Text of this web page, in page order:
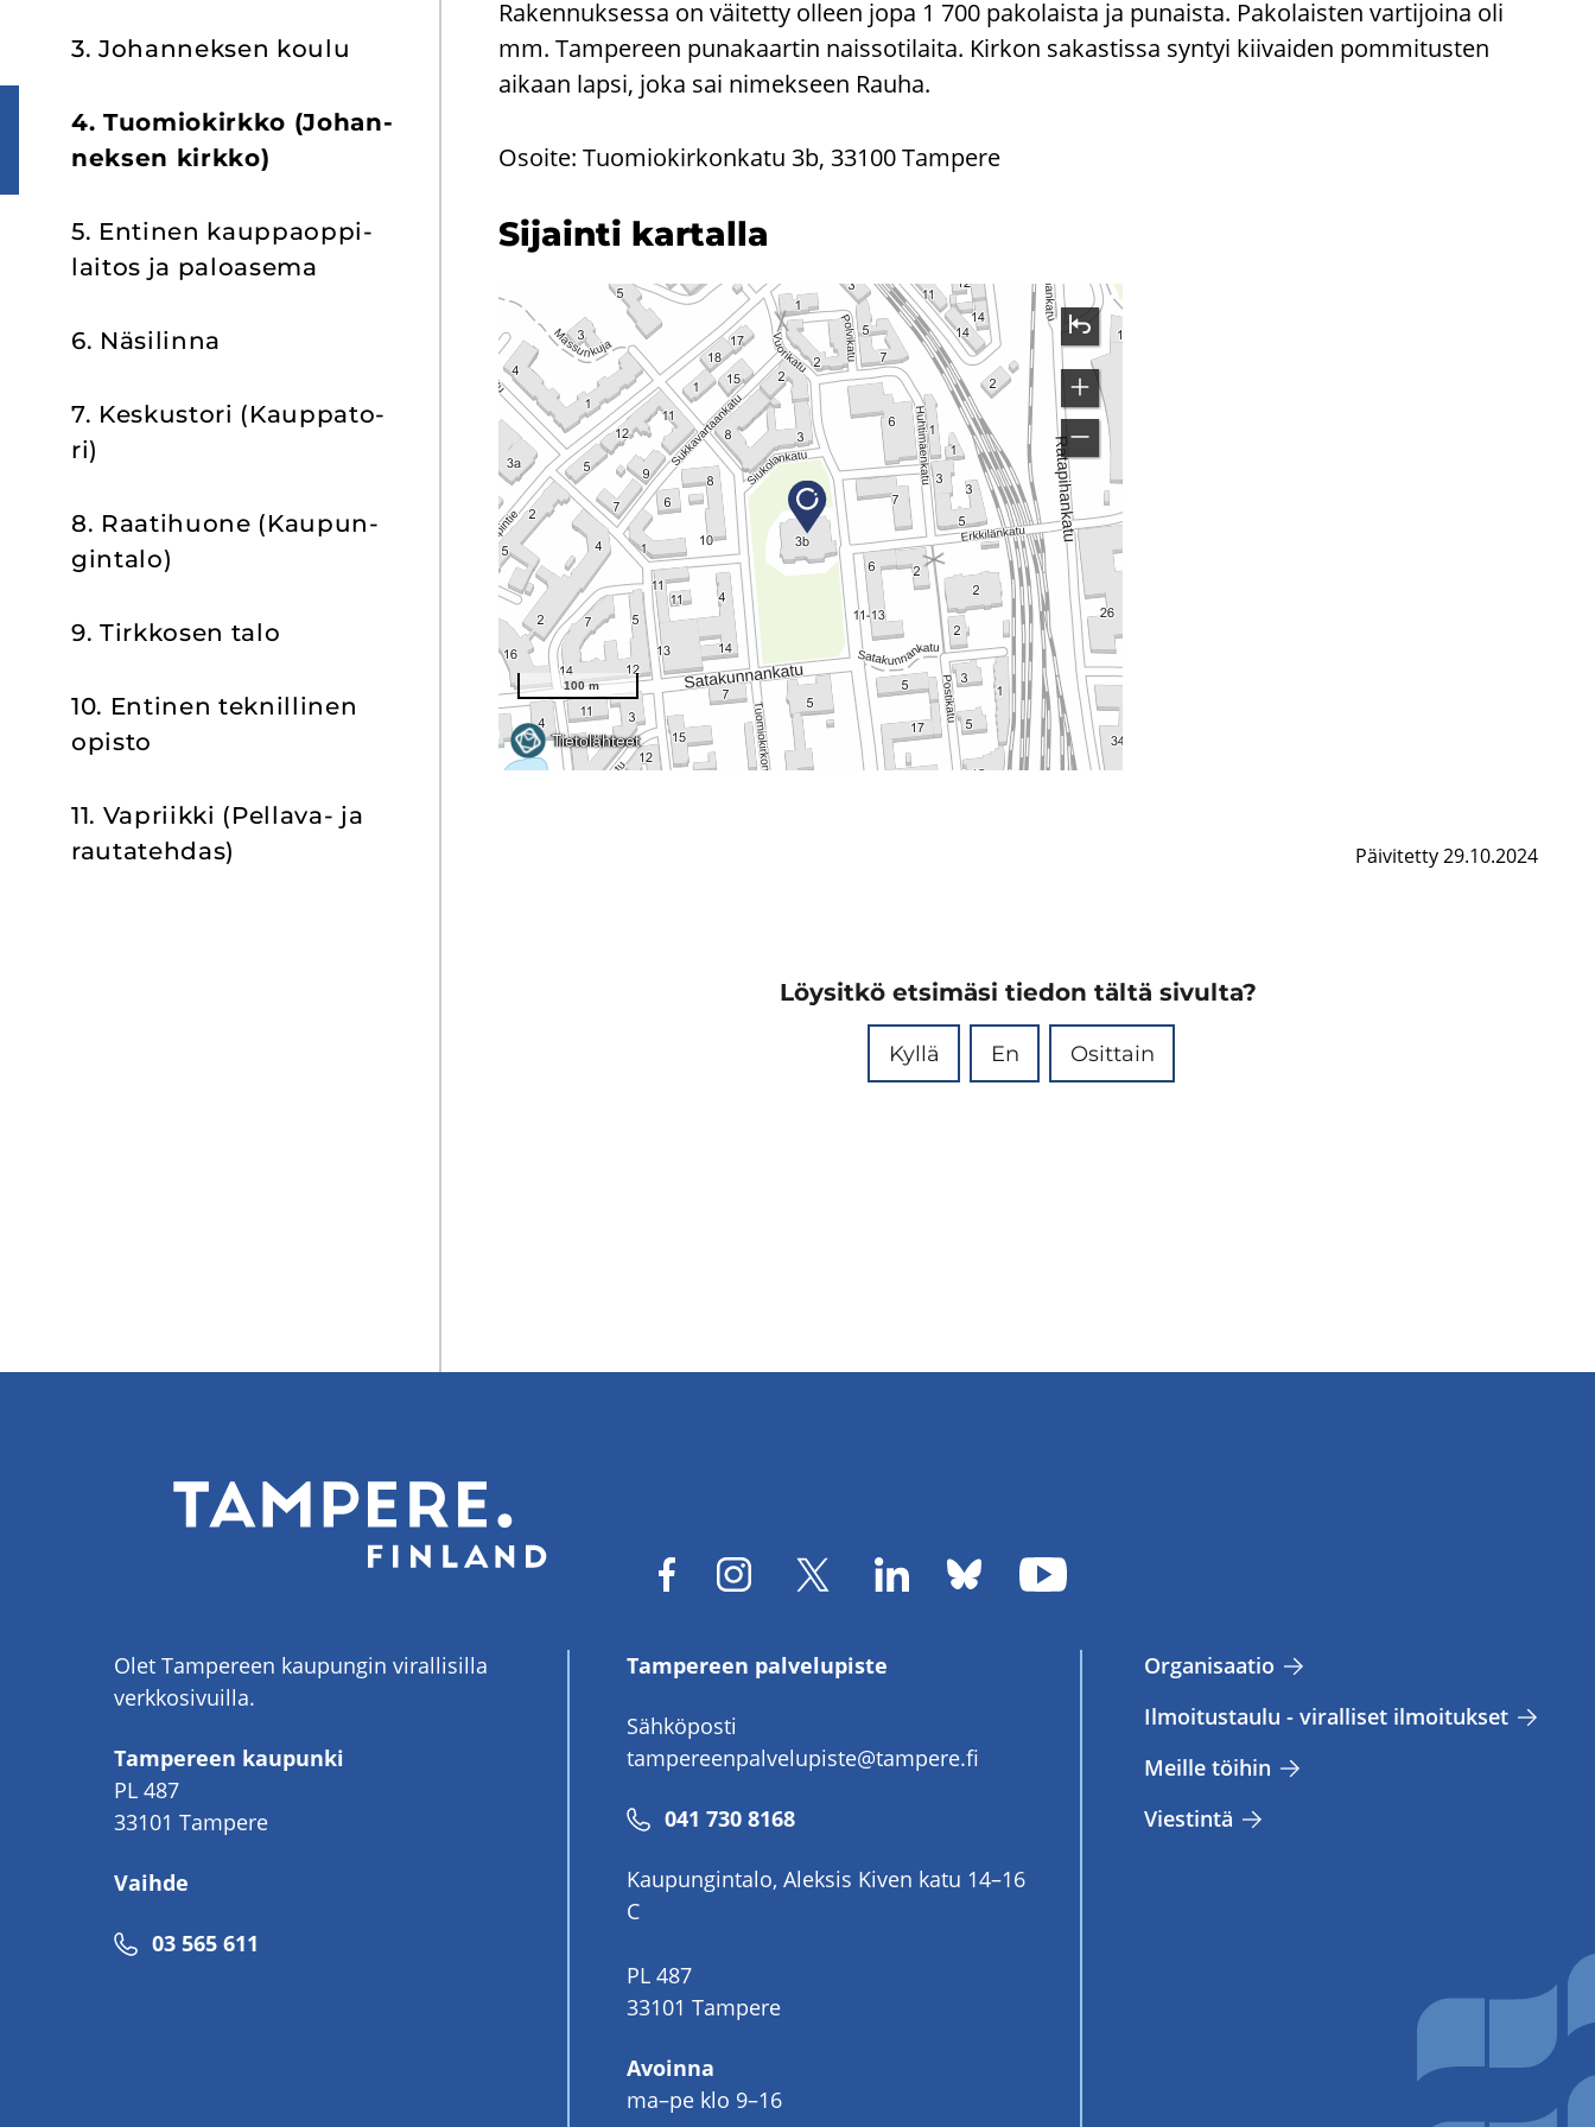
3. Jo­han­nek­sen koulu
4. Tuo­mio­kirk­ko (Jo­han­
nek­sen kirk­ko)
5. En­ti­nen kaup­paop­pi­
lai­tos ja pa­loa­se­ma
6. Nä­si­lin­na
7. Kes­kus­to­ri (Kaup­pa­to­
ri)
8. Raa­ti­huo­ne (Kau­pun­
gin­ta­lo)
9. Tirk­ko­sen talo
10. En­ti­nen tek­nil­li­nen
opis­to
11. Vapriik­ki (Pellava-​ ja
rau­ta­teh­das)
Rakennuksessa on väitetty olleen jopa 1 700 pakolaista ja punaista. Pakolaisten vartijoina oli
mm. Tampereen punakaartin naissotilaita. Kirkon sakastissa syntyi kiivaiden pommitusten
aikaan lapsi, joka sai nimekseen Rauha.
Osoite: Tuomiokirkonkatu 3b, 33100 Tampere
Si­jain­ti kar­tal­la
Päivitetty 29.10.2024
Löysitkö etsimäsi tiedon tältä sivulta?
Kyllä En Osittain
Olet Tampereen kaupungin virallisilla
verkkosivuilla.
Tampereen kaupunki
PL 487
33101 Tampere
Vaihde
Puhelinnumero
03 565 611
Tampereen palvelupiste
Sähköposti
tampereenpalvelupiste@tampere.fi
Puhelinnumero
041 730 8168
Kaupungintalo, Aleksis Kiven katu 14–16
C
PL 487
33101 Tampere
Avoinna
ma–pe klo 9–16
Or­ga­ni­saa­tio
Il­moi­tus­tau­lu - vi­ral­li­set il­moi­tuk­set
Meil­le töi­hin
Vies­tin­tä